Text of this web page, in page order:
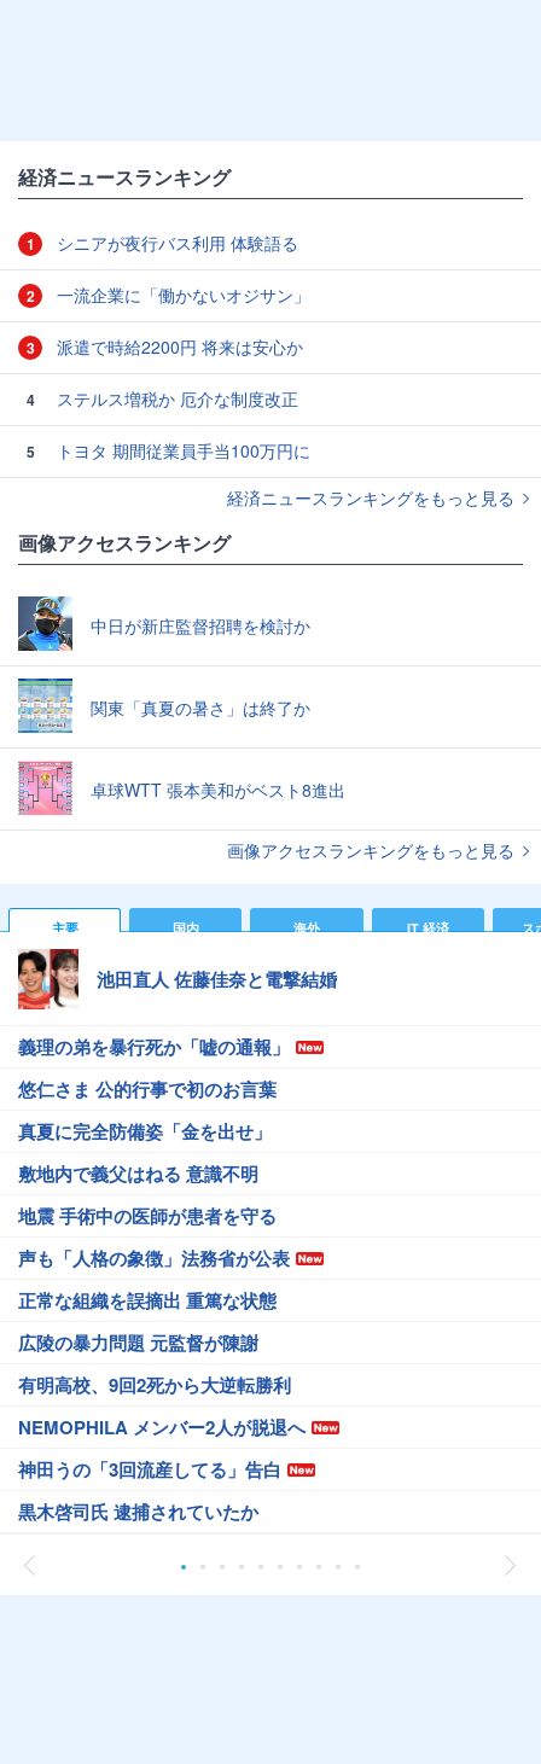
経済ニュースランキング
1 シニアが夜行バス利用 体験語る
2 一流企業に「働かないオジサン」
3 派遣で時給2200円 将来は安心か
4 ステルス増税か 厄介な制度改正
5
トヨタ 期間従業員手当100万円に
経済ニュースランキングをもっと見る
画像アクセスランキング
中日が新庄監督招聘を検討か
関東「真夏の暑さ」は終了か
卓球WTT 張本美和がベスト8進出
画像アクセスランキングをもっと見る
主要 国内 海外 IT 経済 ス
池田直人 佐藤佳奈と電撃結婚
義理の弟を暴行死か「嘘の通報」
悠仁さま 公的行事で初のお言葉
真夏に完全防備姿「金を出せ」
敷地内で義父はねる 意識不明
地震 手術中の医師が患者を守る
声も「人格の象徴」法務省が公表
正常な組織を誤摘出 重篤な状態
広陵の暴力問題 元監督が陳謝
有明高校、9回2死から大逆転勝利
NEMOPHILA メンバー2人が脱退へ
神田うの「3回流産してる」告白
黒木啓司氏 逮捕されていたか